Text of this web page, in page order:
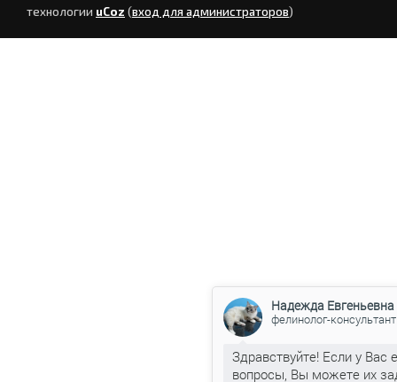
технологии uCoz (вход для администраторов)
Надежда Евгеньевна
фелинолог-консультант
Здравствуйте! Если у Вас
вопросы, Вы можете их